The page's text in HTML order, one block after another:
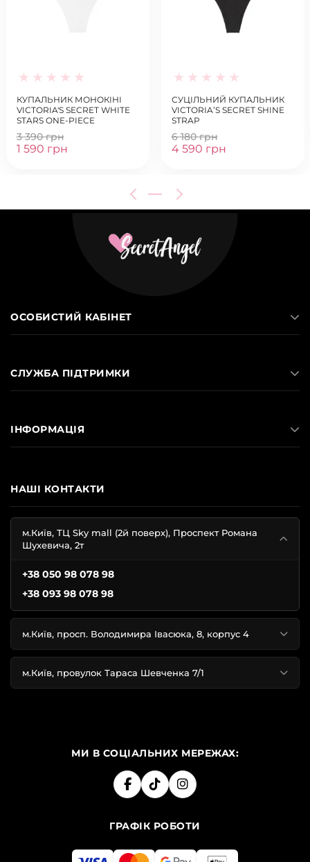
КУПАЛЬНИК МОНОКІНІ
VICTORIA'S SECRET WHITE
STARS ONE-PIECE
3 390 грн
1 590 грн
СУЦІЛЬНИЙ КУПАЛЬНИК
VICTORIA’S SECRET SHINE
STRAP
6 180 грн
4 590 грн
НАШІ КОНТАКТИ
м.Київ, ТЦ Sky mall (2й поверх), Проспект Романа
Шухевича, 2т
+38 050 98 078 98
+38 093 98 078 98
м.Київ, просп. Володимира Івасюка, 8, корпус 4
м.Київ, провулок Тараса Шевченка 7/1
ОСОБИСТИЙ КАБІНЕТ
СЛУЖБА ПІДТРИМКИ
ІНФОРМАЦІЯ
МИ В СОЦІАЛЬНИХ МЕРЕЖАХ:
ГРАФІК РОБОТИ